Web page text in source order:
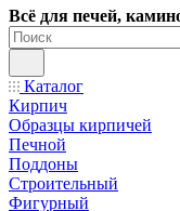
Всё для печей,
Каталог
Кирпич
Образцы кирпичей
Печной
Поддоны
Строительный
Фигурный